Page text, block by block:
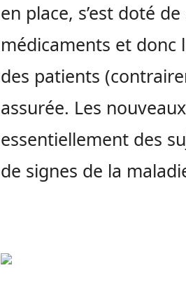
en place, s’est doté
médicaments et donc
des patients
assurée. Les
essentiellement des
de signes de la